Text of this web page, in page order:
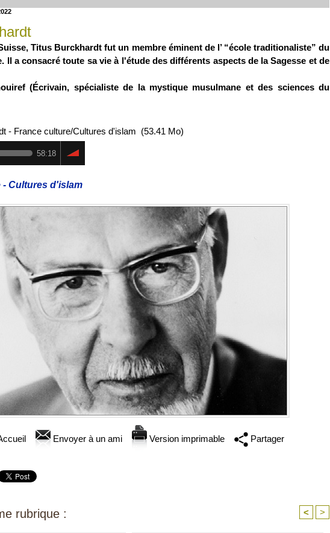
Titus Burckhardt fut un membre éminent de l’ “école traditionaliste” du
Il a consacré toute sa vie à l'étude des différents aspects de la Sagesse et de
(Écrivain, spécialiste de la mystique musulmane et des sciences du
- France culture/Cultures d'islam (53.41 Mo)
58:18
Cultures d'islam
Envoyer à un ami Version imprimable Partager
rubrique : < >